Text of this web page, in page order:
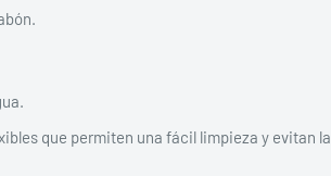
que permiten una fácil limpieza y evitan la